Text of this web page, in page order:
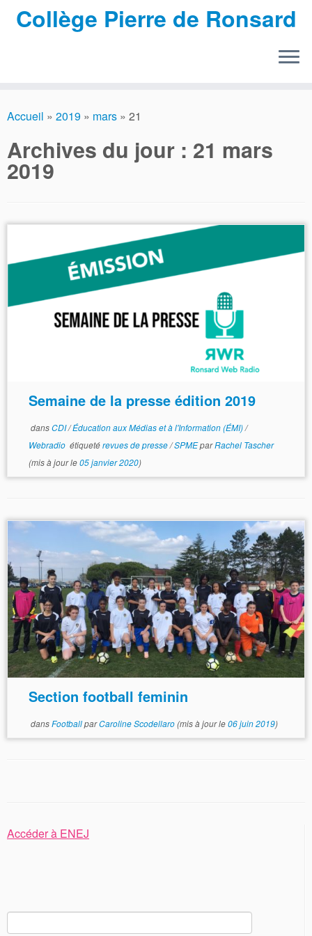
au
Collège Pierre de Ronsard
Accueil » 2019 » mars » 21
Archives du jour : 21 mars
2019
Semaine de la presse édition 2019
dansCDI/Éducation aux Médias et à l'Information (ÉMI)/
Webradio étiquetérevues de presse/SPMEparRachel Tascher
(mis à jour le05 janvier 2020)
Section football feminin
dansFootballparCaroline Scodellaro(mis à jour le06 juin 2019)
Accéder à ENEJ